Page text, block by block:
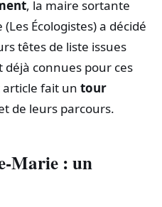
, la maire sortante
Écologistes) a décidé
têtes de liste issues
connues pour ces
article fait un tour
de leurs parcours.
Marie : un